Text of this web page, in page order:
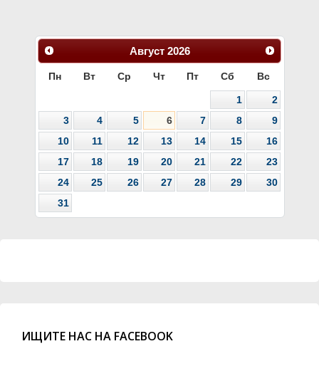
Август 2026
Пн Вт Ср Чт Пт Сб Вс
1
2
3
4 5 6 7 8
9
10
11 12 13 14 15
16
17
18 19 20 21 22
23
24
25 26 27 28 29
30
31
ИЩИТЕ НАС НА FACEBOOK